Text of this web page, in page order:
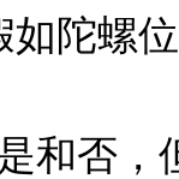
如陀螺
和否，